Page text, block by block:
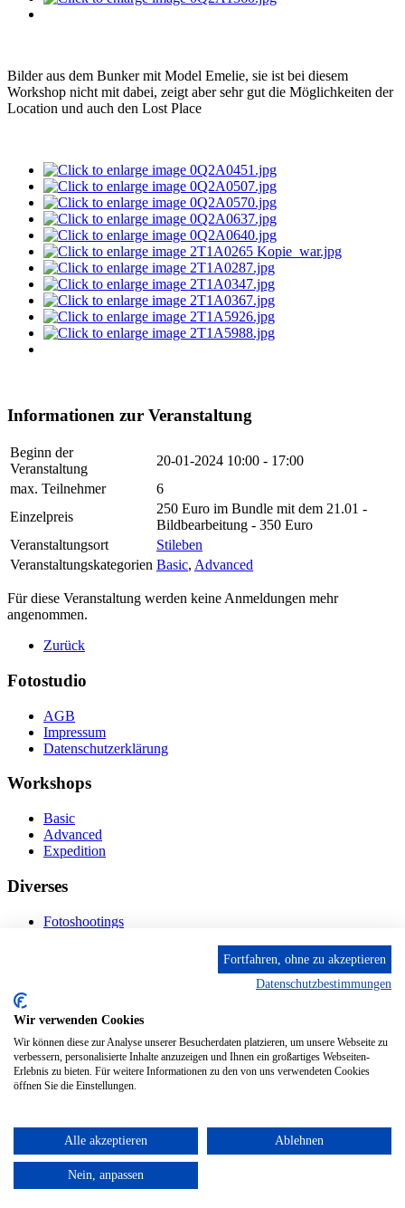
Bilder aus dem Bunker mit Model Emelie, sie ist bei diesem
Workshop nicht mit dabei, zeigt aber sehr gut die Möglichkeiten der
Location und auch den Lost Place
Informationen zur Veranstaltung
Beginn der
Veranstaltung
20-01-2024 10:00 - 17:00
max. Teilnehmer
6
Einzelpreis
250 Euro im Bundle mit dem 21.01 -
Bildbearbeitung - 350 Euro
Veranstaltungsort
Stileben
Veranstaltungskategorien Basic, Advanced
Für diese Veranstaltung werden keine Anmeldungen mehr
angenommen.
Zurück
Fotostudio
AGB
Impressum
Datenschutzerklärung
Workshops
Basic
Advanced
Expedition
Diverses
Fotoshootings
Kontakt
Fröhnstr. 4-8, 66954 Pirmasens
Diese E-Mail-Adresse ist vor Spambots geschützt! Zur
Anzeige muss JavaScript eingeschaltet sein.
Mobil: + 49 (0) 176/84 62 18 86
© 2024 Stileben. Alle Rechte reserviert
Fortfahren, ohne zu akzeptieren
Datenschutzbestimmungen
Wir verwenden Cookies
Wir können diese zur Analyse unserer Besucherdaten platzieren, um unsere Webseite zu
verbessern, personalisierte Inhalte anzuzeigen und Ihnen ein großartiges Webseiten-
Erlebnis zu bieten. Für weitere Informationen zu den von uns verwendeten Cookies
öffnen Sie die Einstellungen.
Alle akzeptieren Ablehnen
Nein, anpassen